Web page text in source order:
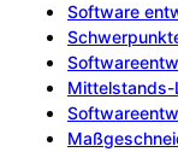
Software